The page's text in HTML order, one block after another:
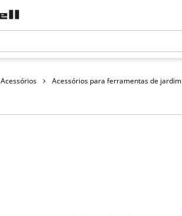
Acessórios Acessórios para ferramentas de jardim